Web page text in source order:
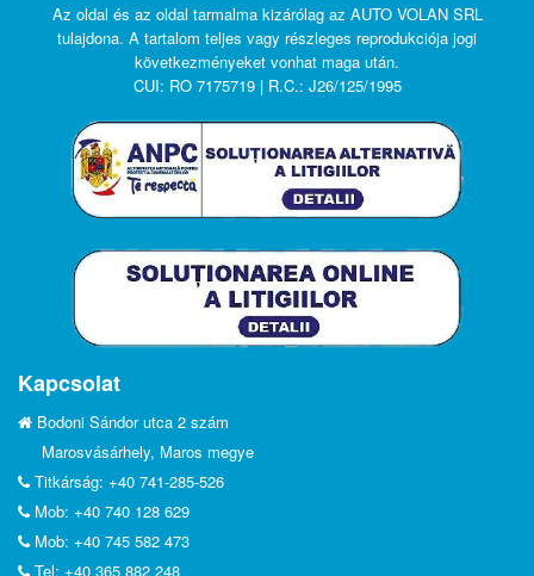
Az oldal és az oldal tarmalma kizárólag az AUTO VOLAN SRL
tulajdona. A tartalom teljes vagy részleges reprodukciója jogi
következményeket vonhat maga után.
CUI: RO 7175719 | R.C.: J26/125/1995
Kapcsolat
Bodoni Sándor utca 2 szám
Marosvásárhely, Maros megye
Titkárság: +40 741-285-526
Mob: +40 740 128 629
Mob: +40 745 582 473
Tel: +40 365 882 248